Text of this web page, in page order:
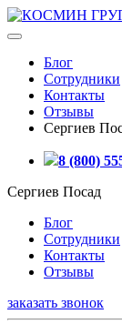
Блог
Сотрудники
Контакты
Отзывы
Сергиев
8 (800)
Сергиев Посад
Блог
Сотрудники
Контакты
Отзывы
заказать звонок